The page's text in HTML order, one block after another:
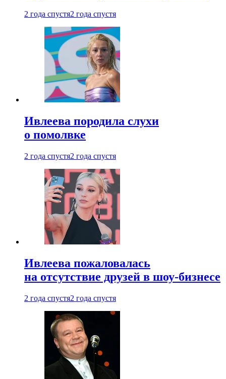
2 года спустя2 года спустя
Ивлеева породила слухи
о помолвке
2 года спустя2 года спустя
Ивлеева пожаловалась
на отсутствие друзей в шоу-бизнесе
2 года спустя2 года спустя